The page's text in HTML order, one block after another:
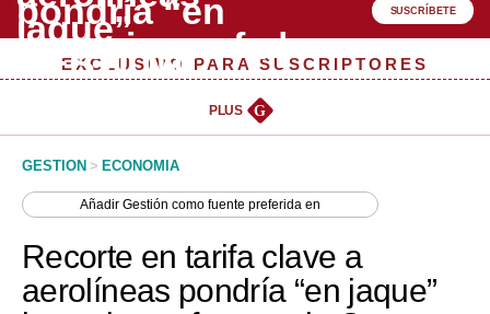
Peru Quiosco
Management & Empleo
Perú
SUSCRÍBETE
EXCLUSIVO PARA SUSCRIPTORES
PLUS G
GESTION > ECONOMIA
AñadirGestión como fuente preferida en
Recorte en tarifa clave a
aerolíneas pondría “en jaque”